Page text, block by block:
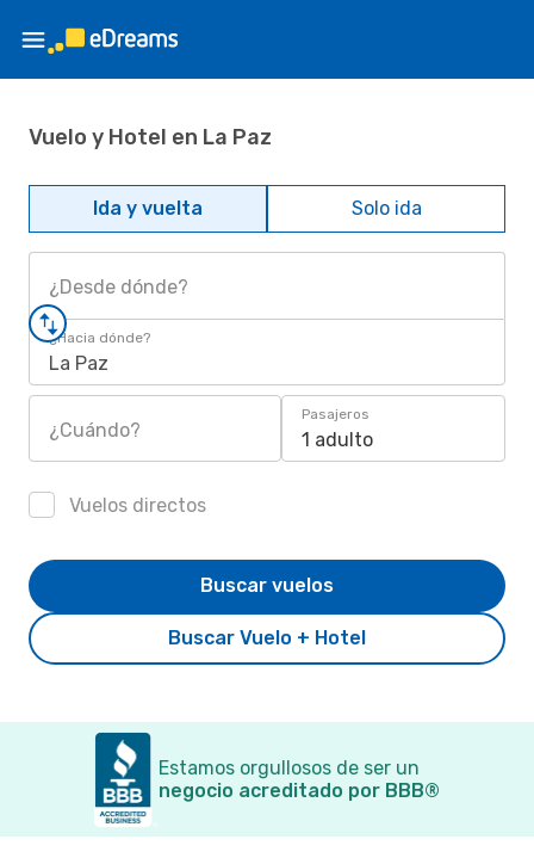
Vuelo y Hotel en La Paz
Ida y vuelta Solo ida
¿Desde dónde?
¿Hacia dónde?
La Paz
¿Cuándo?
Pasajeros
1 adulto
Vuelos directos
Buscar Vuelo + Hotel
Buscar vuelos
Estamos orgullosos de ser un
negocio acreditado por BBB®